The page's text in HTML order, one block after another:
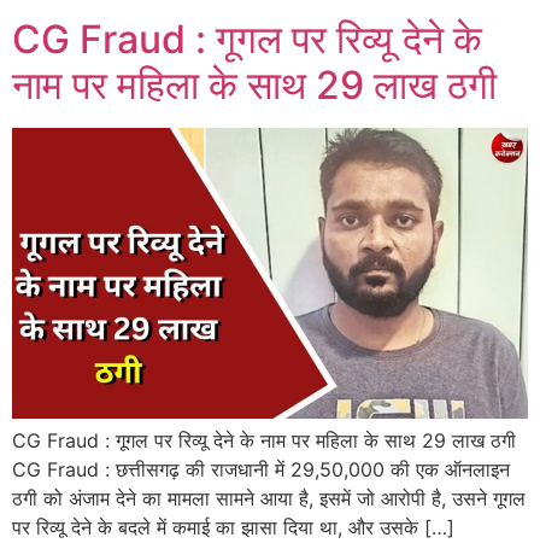
CG Fraud : गूगल पर रिव्यू देने के
नाम पर महिला के साथ 29 लाख ठगी
CG Fraud : गूगल पर रिव्यू देने के नाम पर महिला के साथ 29 लाख ठगी
CG Fraud : छत्तीसगढ़ की राजधानी में 29,50,000 की एक ऑनलाइन
ठगी को अंजाम देने का मामला सामने आया है, इसमें जो आरोपी है, उसने गूगल
पर रिव्यू देने के बदले में कमाई का झासा दिया था, और उसके […]